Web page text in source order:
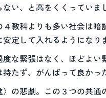
い、と高をくくっていま
教科よりも多い社会は
定して入れるようにな
な緊張はなく、ほどよ
たず、がんばって良かっ
の悲劇。この３つの共